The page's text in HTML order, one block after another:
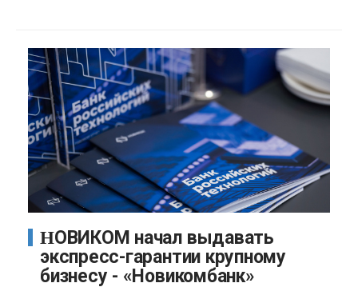
НОВИКОМ начал выдавать
экспресс-гарантии крупному
бизнесу - «Новикомбанк»